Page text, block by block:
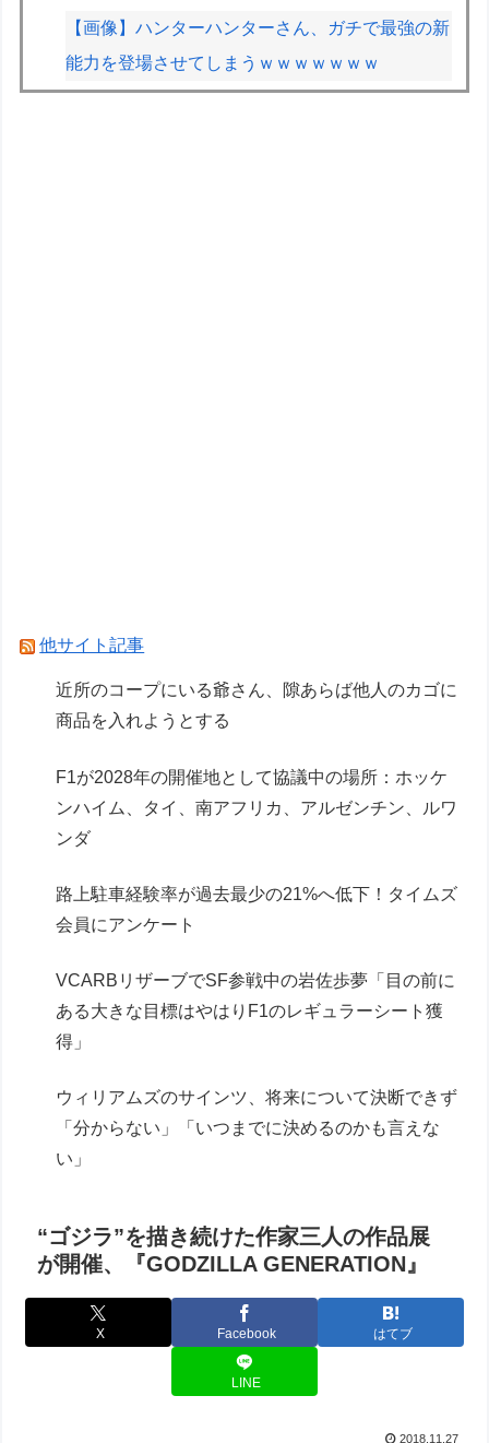
【画像】ハンターハンターさん、ガチで最強の新
能力を登場させてしまうｗｗｗｗｗｗｗ
他サイト記事
近所のコープにいる爺さん、隙あらば他人のカゴに
商品を入れようとする
F1が2028年の開催地として協議中の場所：ホッケ
ンハイム、タイ、南アフリカ、アルゼンチン、ルワ
ンダ
路上駐車経験率が過去最少の21%へ低下！タイムズ
会員にアンケート
VCARBリザーブでSF参戦中の岩佐歩夢「目の前に
ある大きな目標はやはりF1のレギュラーシート獲
得」
ウィリアムズのサインツ、将来について決断できず
「分からない」「いつまでに決めるのかも言えな
い」
“ゴジラ”を描き続けた作家三人の作品展
が開催、『GODZILLA GENERATION』
X Facebook はてブ
LINE
2018.11.27